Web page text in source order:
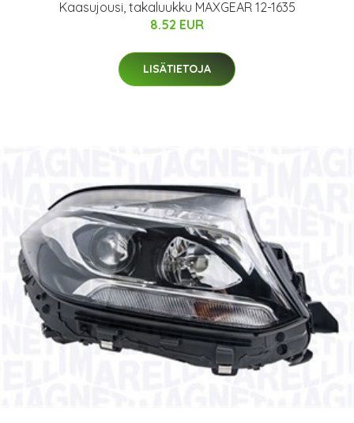
Kaasujousi, takaluukku MAXGEAR 12-1635
8.52 EUR
LISÄTIETOJA